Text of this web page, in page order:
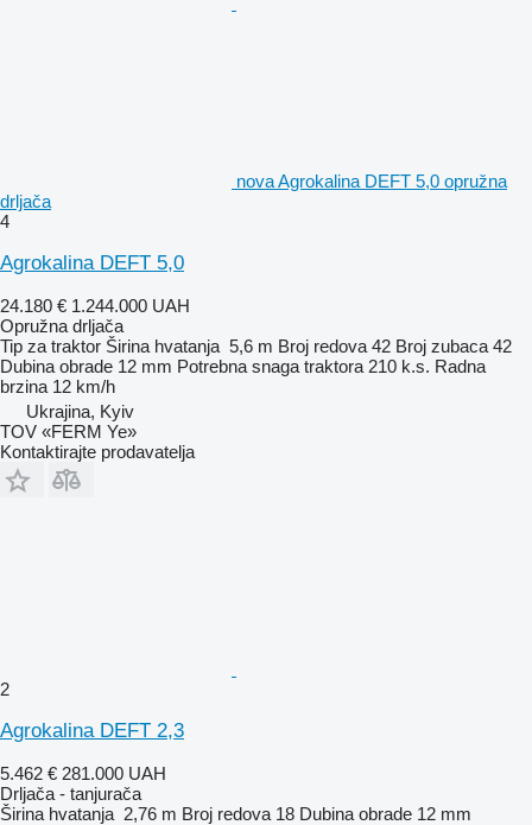
nova Agrokalina DEFT 5,0 opružna
drljača
4
Agrokalina DEFT 5,0
24.180 € 1.244.000 UAH
Opružna drljača
Tip za traktor Širina hvatanja 5,6 m Broj redova 42 Broj zubaca 42
Dubina obrade 12 mm Potrebna snaga traktora 210 k.s. Radna
brzina 12 km/h
Ukrajina, Kyiv
TOV «FERM Ye»
Kontaktirajte prodavatelja
2
Agrokalina DEFT 2,3
5.462 € 281.000 UAH
Drljača - tanjurača
Širina hvatanja 2,76 m Broj redova 18 Dubina obrade 12 mm